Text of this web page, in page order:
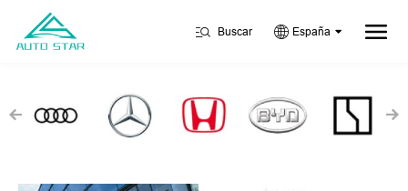
Buscar España